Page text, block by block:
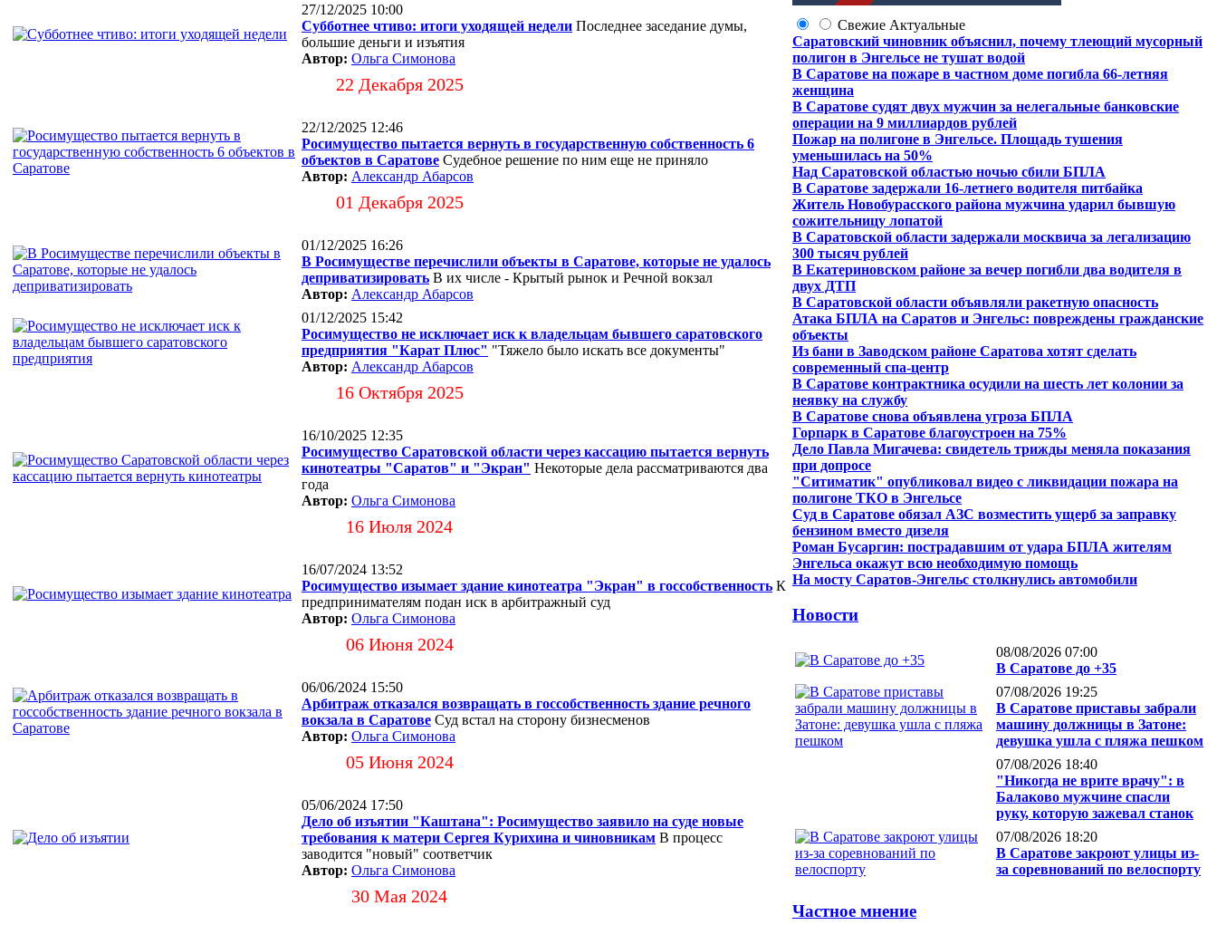
27/12/2025 10:00
Субботнее чтиво: итоги уходящей недели Последнее заседание думы,
большие деньги и изъятия
Автор: Ольга Симонова
22 Декабря 2025
22/12/2025 12:46
Росимущество пытается вернуть в государственную собственность 6
объектов в Саратове Судебное решение по ним еще не приняло
Автор: Александр Абарсов
01 Декабря 2025
01/12/2025 16:26
В Росимуществе перечислили объекты в Саратове, которые не удалось
деприватизировать В их числе - Крытый рынок и Речной вокзал
Автор: Александр Абарсов
01/12/2025 15:42
Росимущество не исключает иск к владельцам бывшего саратовского
предприятия "Карат Плюс" "Тяжело было искать все документы"
Автор: Александр Абарсов
16 Октября 2025
16/10/2025 12:35
Росимущество Саратовской области через кассацию пытается вернуть
кинотеатры "Саратов" и "Экран" Некоторые дела рассматриваются два
года
Автор: Ольга Симонова
16 Июля 2024
16/07/2024 13:52
Росимущество изымает здание кинотеатра "Экран" в госсобственность К
предпринимателям подан иск в арбитражный суд
Автор: Ольга Симонова
06 Июня 2024
06/06/2024 15:50
Арбитраж отказался возвращать в госсобственность здание речного
вокзала в Саратове Суд встал на сторону бизнесменов
Автор: Ольга Симонова
05 Июня 2024
05/06/2024 17:50
Дело об изъятии "Каштана": Росимущество заявило на суде новые
требования к матери Сергея Курихина и чиновникам В процесс
заводится "новый" соответчик
Автор: Ольга Симонова
30 Мая 2024
Свежие Актуальные
Саратовский чиновник объяснил, почему тлеющий мусорный
полигон в Энгельсе не тушат водой
В Саратове на пожаре в частном доме погибла 66-летняя
женщина
В Саратове судят двух мужчин за нелегальные банковские
операции на 9 миллиардов рублей
Пожар на полигоне в Энгельсе. Площадь тушения
уменьшилась на 50%
Над Саратовской областью ночью сбили БПЛА
В Саратове задержали 16-летнего водителя питбайка
Житель Новобурасского района мужчина ударил бывшую
сожительницу лопатой
В Саратовской области задержали москвича за легализацию
300 тысяч рублей
В Екатериновском районе за вечер погибли два водителя в
двух ДТП
В Саратовской области объявляли ракетную опасность
Атака БПЛА на Саратов и Энгельс: повреждены гражданские
объекты
Из бани в Заводском районе Саратова хотят сделать
современный спа-центр
В Саратове контрактника осудили на шесть лет колонии за
неявку на службу
В Саратове снова объявлена угроза БПЛА
Горпарк в Саратове благоустроен на 75%
Дело Павла Мигачева: свидетель трижды меняла показания
при допросе
"Ситиматик" опубликовал видео с ликвидации пожара на
полигоне ТКО в Энгельсе
Суд в Саратове обязал АЗС возместить ущерб за заправку
бензином вместо дизеля
Роман Бусаргин: пострадавшим от удара БПЛА жителям
Энгельса окажут всю необходимую помощь
На мосту Саратов-Энгельс столкнулись автомобили
Новости
08/08/2026 07:00
В Саратове до +35
07/08/2026 19:25
В Саратове приставы забрали
машину должницы в Затоне:
девушка ушла с пляжа пешком
07/08/2026 18:40
"Никогда не врите врачу": в
Балаково мужчине спасли
руку, которую зажевал станок
07/08/2026 18:20
В Саратове закроют улицы из-
за соревнований по велоспорту
Частное мнение